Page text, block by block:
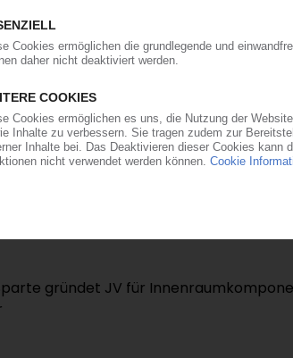
weniger Schrammen als in der
bei Erzeugern / Preise lange niedrig,
/ Thema Recycling gewinnt an Gewicht
Gartengeräte-Spezialisten einen
bei Bewässerung
gründet JV für